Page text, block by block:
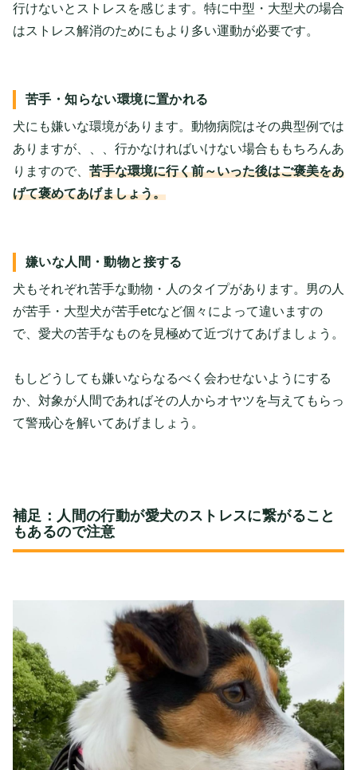
行けないとストレスを感じます。特に中型・大型犬の場合
はストレス解消のためにもより多い運動が必要です。
苦手・知らない環境に置かれる
犬にも嫌いな環境があります。動物病院はその典型例では
ありますが、、、行かなければいけない場合ももちろんあ
りますので、 苦手な環境に行く前～いった後はご褒美をあ
げて褒めてあげましょう。
嫌いな人間・動物と接する
犬もそれぞれ苦手な動物・人のタイプがあります。男の人
が苦手・大型犬が苦手etcなど個々によって違いますの
で、愛犬の苦手なものを見極めて近づけてあげましょう。
もしどうしても嫌いならなるべく会わせないようにする
か、対象が人間であればその人からオヤツを与えてもらっ
て警戒心を解いてあげましょう。
補足：人間の行動が愛犬のストレスに繋がること
もあるので注意